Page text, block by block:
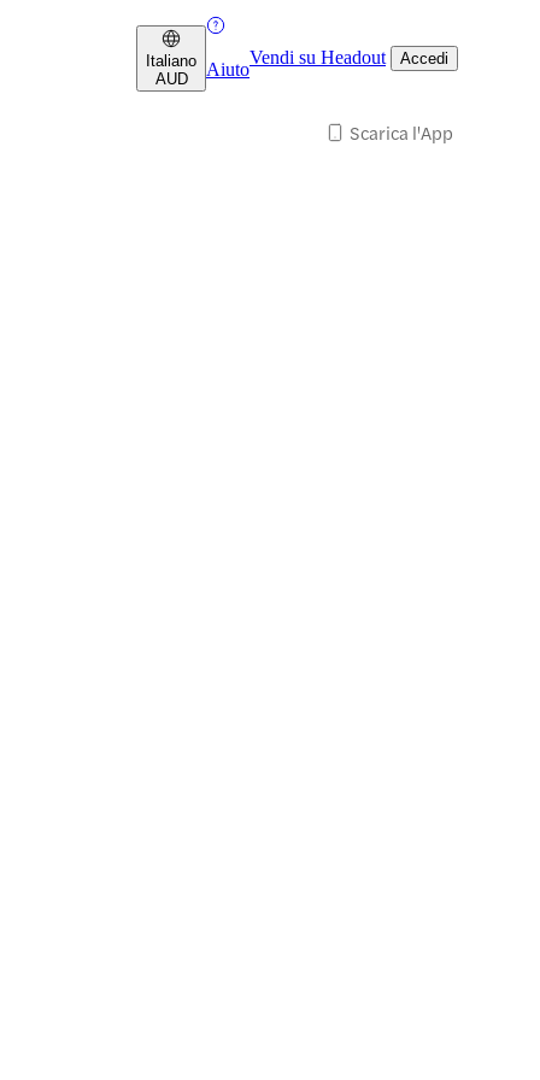
Italiano
AUD
Aiuto
Vendi su Headout Accedi
Scarica l'App